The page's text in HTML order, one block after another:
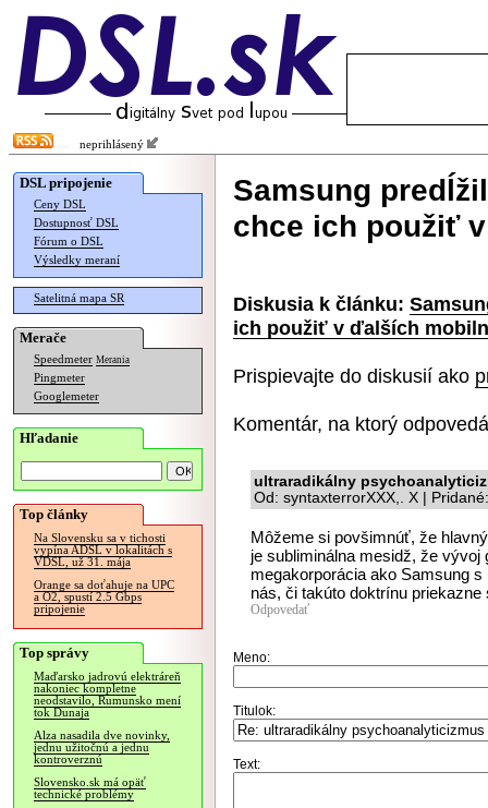
neprihlásený
DSL pripojenie
Ceny DSL
Dostupnosť DSL
Fórum o DSL
Výsledky meraní
Satelitná mapa SR
Merače
Speedmeter Merania
Pingmeter
Googlemeter
Hľadanie
Top články
Na Slovensku sa v tichosti
vypína ADSL v lokalitách s
VDSL, už 31. mája
Orange sa doťahuje na UPC
a O2, spustí 2.5 Gbps
pripojenie
Top správy
Maďarsko jadrovú elektráreň
nakoniec kompletne
neodstavilo, Rumunsko mení
tok Dunaja
Alza nasadila dve novinky,
jednu užitočnú a jednu
kontroverznú
Slovensko.sk má opäť
technické problémy
Samsung
chce ich použiť
Diskusia k článku:
ich použiť v ďalších
Prispievajte do diskusií ako
Komentár, na ktorý
ultraradikálny
Od: syntaxterrorXXX,. X |
Môžeme si povšimnúť, že
je subliminálna mesidž, že
megakorporácia ako Samsung
nás, či takúto doktrínu
Odpovedať
Meno:
Titulok:
Text: